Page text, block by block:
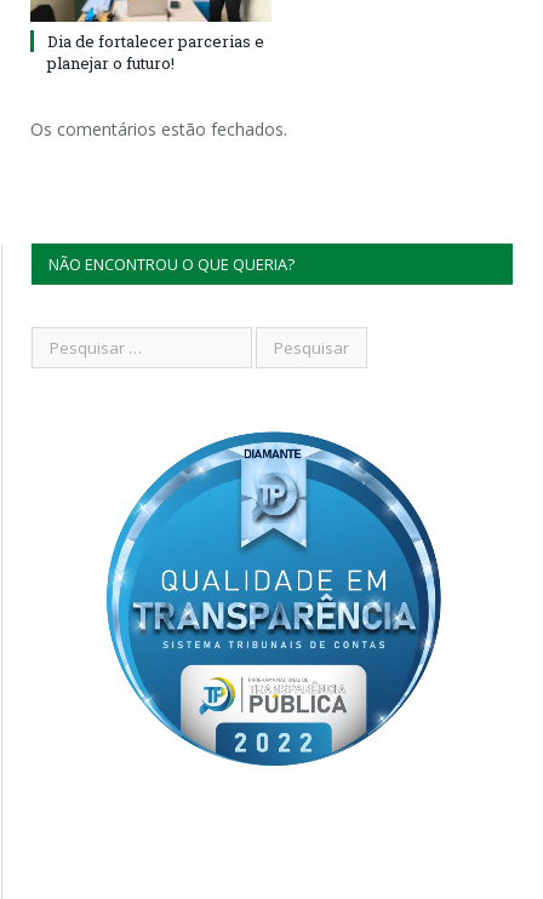
Dia de fortalecer parcerias e
planejar o futuro!
Os comentários estão fechados.
NÃO ENCONTROU O QUE QUERIA?